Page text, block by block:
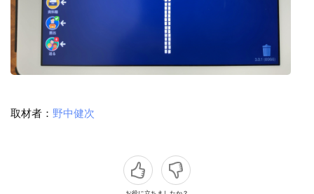
取材者： 野中健次